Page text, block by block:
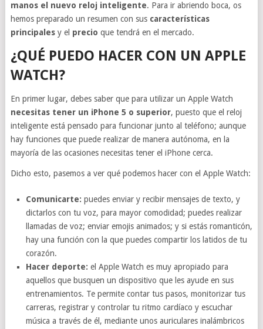
manos el nuevo reloj inteligente. Para ir abriendo boca, os
hemos preparado un resumen con sus características
principalesy el precio que tendrá en el mercado.
¿QUÉ PUEDO HACER CON UN APPLE
WATCH?
En primer lugar, debes saber que para utilizar un Apple Watch
necesitas tener un iPhone 5 o superior, puesto que el reloj
inteligente está pensado para funcionar junto al teléfono; aunque
hay funciones que puede realizar de manera autónoma, en la
mayoría de las ocasiones necesitas tener el iPhone cerca.
Dicho esto, pasemos a ver qué podemos hacer con el Apple Watch:
Comunicarte: puedes enviar y recibir mensajes de texto, y
dictarlos con tu voz, para mayor comodidad; puedes realizar
llamadas de voz; enviar emojis animados; y si estás romanticón,
hay una función con la que puedes compartir los latidos de tu
corazón.
Hacer deporte: el Apple Watch es muy apropiado para
aquellos que busquen un dispositivo que les ayude en sus
entrenamientos. Te permite contar tus pasos, monitorizar tus
carreras, registrar y controlar tu ritmo cardíaco y escuchar
música a través de él, mediante unos auriculares inalámbricos